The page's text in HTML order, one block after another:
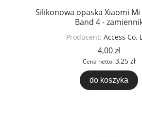
Silikonowa opaska Xiaomi
Band 4 -
Producent: Access Co.
4,00 zł
Cena netto:3,25 zł
do koszyka